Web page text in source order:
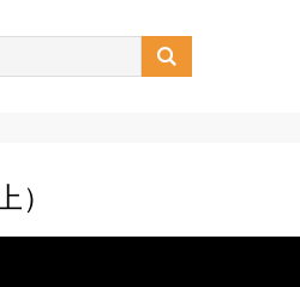

）